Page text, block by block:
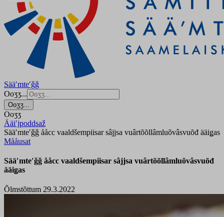
Sääʹmteʹǧǧ
Ooʒʒ...
Ooʒʒ...
Ooʒʒ
Ääiʹjpoddsaž
Sääʹmteʹǧǧ ååcc vaaldšempiisar sâjjsa vuârtõõllâmluõvâsvuõđ ääiǥas
Mååusat
Sääʹmteʹǧǧ ååcc vaaldšempiisar sâjjsa vuârtõõllâmluõvâsvuõđ
ääiǥas
Õlmstõttum 29.3.2022